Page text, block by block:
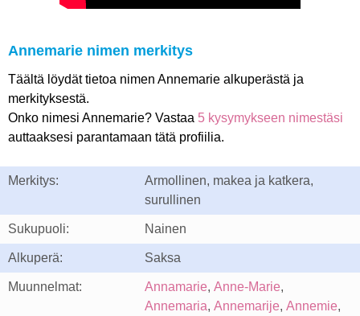
Annemarie nimen merkitys
Täältä löydät tietoa nimen Annemarie alkuperästä ja
merkityksestä.
Onko nimesi Annemarie? Vastaa 5 kysymykseen nimestäsi
auttaaksesi parantamaan tätä profiilia.
Merkitys:
Armollinen, makea ja katkera,
surullinen
Sukupuoli: Nainen
Alkuperä: Saksa
Muunnelmat: Annamarie, Anne-Marie,
Annemaria, Annemarije, Annemie,